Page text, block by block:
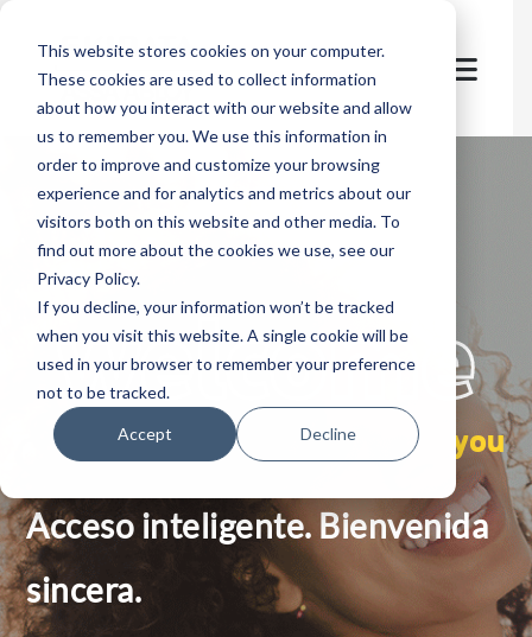
This website stores cookies on your computer.
These cookies are used to collect information
about how you interact with our website and allow
us to remember you. We use this information in
order to improve and customize your browsing
experience and for analytics and metrics about our
visitors both on this website and other media. To
find out more about the cookies we use, see our
Privacy Policy.
If you decline, your information won’t be tracked
when you visit this website. A single cookie will be
used in your browser to remember your preference
not to be tracked.
Accept Decline
let's
welcome
you
Acceso inteligente. Bienvenida
sincera.